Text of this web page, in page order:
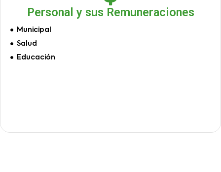
Personal y sus Remuneraciones
Municipal
Salud
Educación